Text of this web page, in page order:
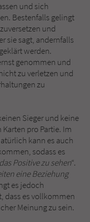
und sich
Bestenfalls gelingt
und
sie sagt, andernfalls
werden.
genommen und
zu verletzen und
zu
Sieger und keine
pro Partie. Im
kann es auch
sodass es
das Positive zu sehen“.
eine Beziehung
es jedoch
dass es vollkommen
Meinung zu sein.